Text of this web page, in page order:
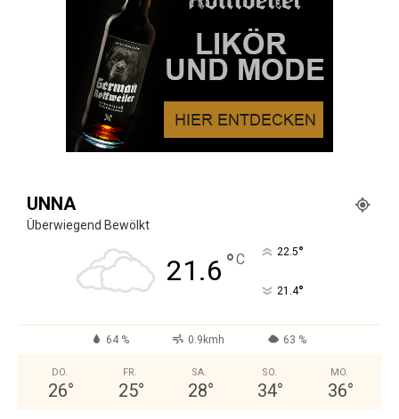
UNNA
Überwiegend Bewölkt
21.6 °C 22.5°
21.4°
64 % 0.9kmh 63 %
DO.
26°
FR.
25°
SA.
28°
SO.
34°
MO.
36°